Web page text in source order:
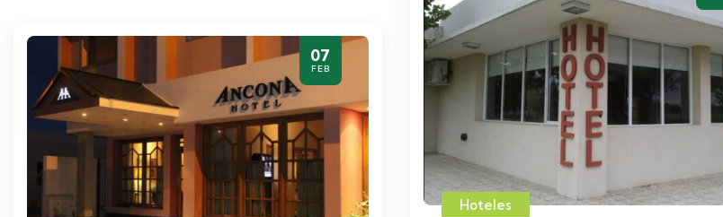
Hoteles
07
FEB